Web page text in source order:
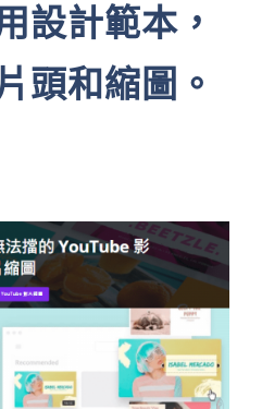
設計範本，
頭和縮圖。